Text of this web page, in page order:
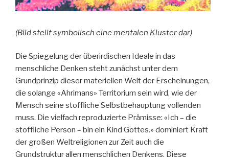
(Bild stellt symbolisch eine mentalen Kluster dar)
Die Spiegelung der überirdischen Ideale in das
menschliche Denken steht zunächst unter dem
Grundprinzip dieser materiellen Welt der Erscheinungen,
die solange «Ahrimans» Territorium sein wird, wie der
Mensch seine stoffliche Selbstbehauptung vollenden
muss. Die vielfach reproduzierte Prämisse: «Ich – die
stoffliche Person – bin ein Kind Gottes.» dominiert Kraft
der großen Weltreligionen zur Zeit auch die
Grundstruktur allen menschlichen Denkens. Diese